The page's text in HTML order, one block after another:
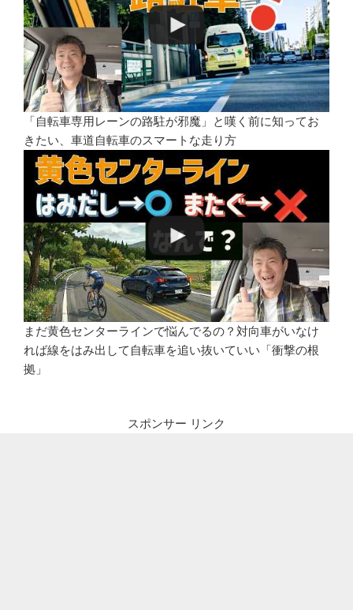
「自転車専用レーンの路駐が邪魔」と嘆く前に知ってお
きたい、車道自転車のスマートな走り方
まだ黄色センターラインで悩んでるの？対向車がいなけ
れば線をはみ出して自転車を追い抜いていい「衝撃の根
拠」
スポンサー リンク